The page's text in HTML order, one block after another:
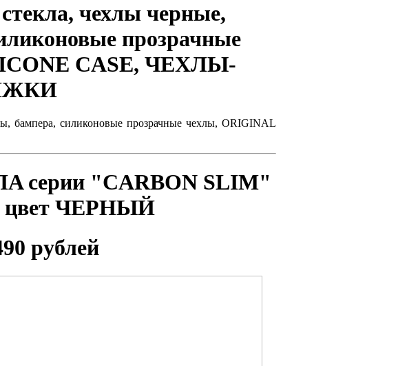
чехлы черные,
прозрачные
CASE, ЧЕХЛЫ-
бампера, силиконовые прозрачные чехлы, ORIGINAL
серии "CARBON SLIM"
цвет ЧЕРНЫЙ
рублей